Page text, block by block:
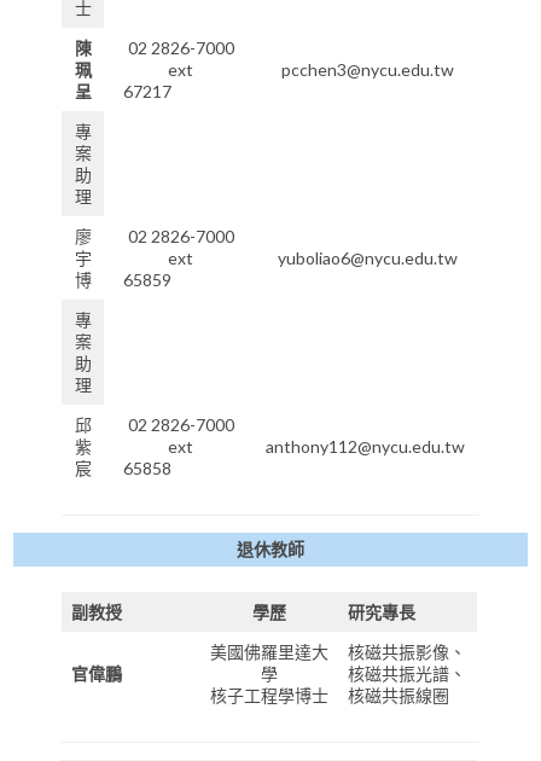
士
陳
珮
呈
02 2826-7000
ext
67217
pcchen3@nycu.edu.tw
專
案
助
理
廖
宇
博
02 2826-7000
ext
65859
yuboliao6@nycu.edu.tw
專
案
助
理
邱
紫
宸
02 2826-7000
ext
65858
anthony112@nycu.edu.tw
退休教師
副教授 學歷 研究專長
官偉鵬
美國佛羅里達大
學
核子工程學博士
核磁共振影像、
核磁共振光譜、
核磁共振線圈